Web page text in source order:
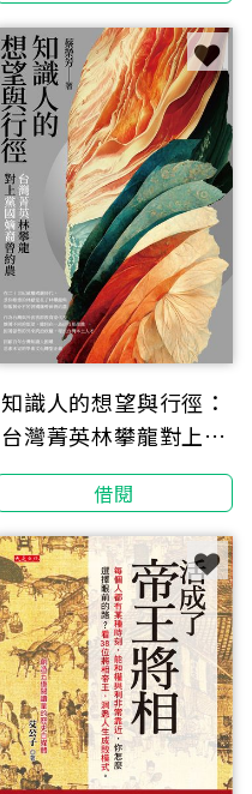
知識人的想望與行徑：
台灣菁英林攀龍對上黨
國嫡裔曾約農
借閱